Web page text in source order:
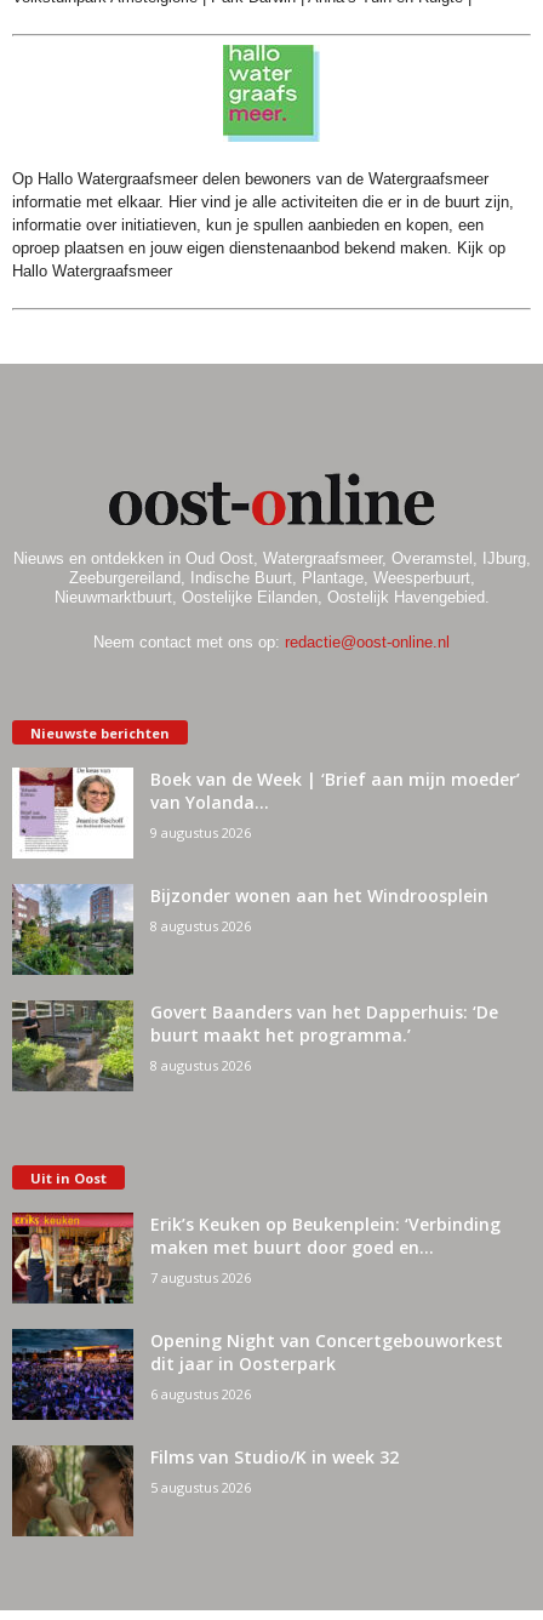
Op Hallo Watergraafsmeer delen bewoners van de Watergraafsmeer
informatie met elkaar. Hier vind je alle activiteiten die er in de buurt zijn,
informatie over initiatieven, kun je spullen aanbieden en kopen, een
oproep plaatsen en jouw eigen dienstenaanbod bekend maken. Kijk op
Hallo Watergraafsmeer
Nieuws en ontdekken in Oud Oost, Watergraafsmeer, Overamstel, IJburg,
Zeeburgereiland, Indische Buurt, Plantage, Weesperbuurt,
Nieuwmarktbuurt, Oostelijke Eilanden, Oostelijk Havengebied.
Neem contact met ons op: redactie@oost-online.nl
Nieuwste berichten
Boek van de Week | ‘Brief aan mijn moeder’
van Yolanda...
9 augustus 2026
Bijzonder wonen aan het Windroosplein
8 augustus 2026
Govert Baanders van het Dapperhuis: ‘De
buurt maakt het programma.’
8 augustus 2026
Uit in Oost
Erik’s Keuken op Beukenplein: ‘Verbinding
maken met buurt door goed en...
7 augustus 2026
Opening Night van Concertgebouworkest
dit jaar in Oosterpark
6 augustus 2026
Films van Studio/K in week 32
5 augustus 2026